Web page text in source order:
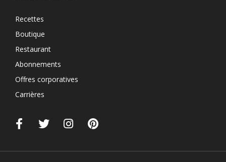
Recettes
Boutique
Restaurant
Abonnements
Offres corporatives
Carrières